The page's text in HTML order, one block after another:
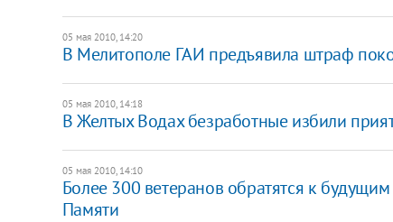
05 мая 2010, 14:20
В Мелитополе ГАИ предъявила штраф
05 мая 2010, 14:18
В Желтых Водах безработные избили
05 мая 2010, 14:10
Более 300 ветеранов обратятся к
Памяти